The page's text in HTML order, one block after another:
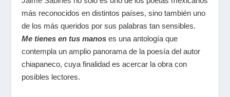
más reconocidos en distintos países, sino también uno
de los más queridos por sus palabras tan sensibles.
Me tienes en tus manoses una antología que
contempla un amplio panorama de la poesía del autor
chiapaneco, cuya finalidad es acercar la obra con
posibles lectores.